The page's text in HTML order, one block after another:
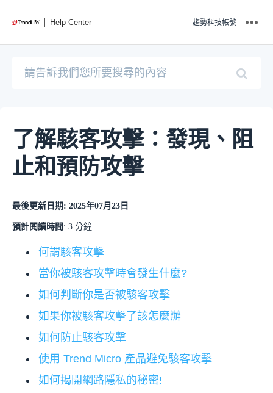
Help Center 趨勢科技帳號
了解駭客攻擊：發現、阻
止和預防攻擊
最後更新日期: 2025年07月23日
預計閱讀時間 : 3 分鐘
何謂駭客攻擊
當你被駭客攻擊時會發生什麼?
如何判斷你是否被駭客攻擊
如果你被駭客攻擊了該怎麼辦
如何防止駭客攻擊
使用 Trend Micro 產品避免駭客攻擊
如何揭開網路隱私的秘密!